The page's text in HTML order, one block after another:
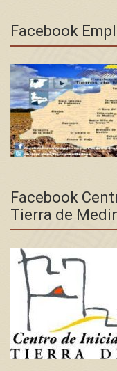
Facebook
Facebook
Tierra de